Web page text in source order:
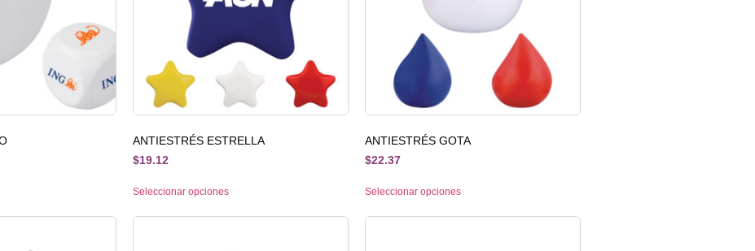
ANTIESTRÉS ESTRELLA
$19.12
Seleccionar opciones
ANTIESTRÉS GOTA
$22.37
Seleccionar opciones